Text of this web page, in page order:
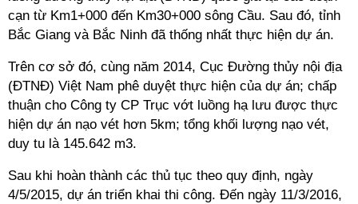
cạn từ Km1+000 đến Km30+000 sông Cầu. Sau đó, tỉnh
Bắc Giang và Bắc Ninh đã thống nhất thực hiện dự án.
Trên cơ sở đó, cùng năm 2014, Cục Đường thủy nội địa
(ĐTNĐ) Việt Nam phê duyệt thực hiện của dự án; chấp
thuận cho Công ty CP Trục vớt luồng hạ lưu được thực
hiện dự án nạo vét hơn 5km; tổng khối lượng nạo vét,
duy tu là 145.642 m3.
Sau khi hoàn thành các thủ tục theo quy định, ngày
4/5/2015, dự án triển khai thi công. Đến ngày 11/3/2016,